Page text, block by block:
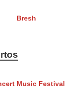
Bresh
Music Festival